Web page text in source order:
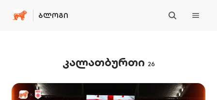
ᲑᲚᲝᲒᲘ
კალათბურთი 26